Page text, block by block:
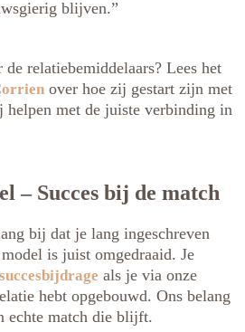
blijven.”
relatiebemiddelaars? Lees het
over hoe zij gestart zijn met
met de juiste verbinding in
– Succes bij de match
bij dat je lang ingeschreven
is juist omgedraaid. Je
succesbijdrage als je via onze
hebt opgebouwd. Ons belang
echte match die blijft.